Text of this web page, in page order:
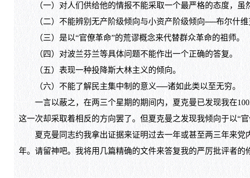
（一）对人们供给他的情报不能采取一个最严格的态度，虽
（二）不能辨别无产阶级倾向与小资产阶级倾向──布尔什维
（三）是以“官僚革命”的荒谬概念来代替群众革命的祖师。
（四）对波兰芬兰等具体问题不能作出一个正确的答复。
（五）表现一种投降斯大林主义的倾向。
（六）不能了解民主集中制的意义──诸如此类以至无穷。
一言以蔽之，在两三个星期的期间内，夏克曼已发现我在100
这一次却采取着相反的方向罢了。但夏克曼之发现我倾向于以“
夏克曼同志约我拿出证据来证明过去一年或甚至两三年来党
年。请留神吧。我将用几篇精确的文件来答复我的严厉批评者的修